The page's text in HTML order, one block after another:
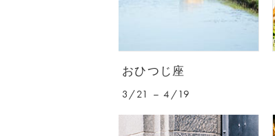
おひつじ座
3/21 – 4/19